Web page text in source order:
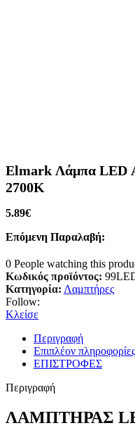
Elmark Λάμπα LED
2700K
5.89€
Επόμενη Παραλαβή:
0 People watching this
Κωδικός προϊόντος:
Κατηγορία: Λαμπτήρες
Follow:
Κλείσε
Περιγραφή
Επιπλέον πληροφορίες
ΕΠΙΣΤΡΟΦΕΣ
Περιγραφή
ΛΑΜΠΤΗΡΑΣ